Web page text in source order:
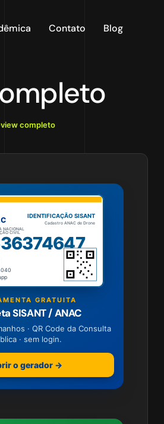
Contato Blog
completo
NACIONAL
CIVIL
IDENTIFICAÇÃO SISANT
Cadastro ANAC de Drone
GRATUITA
SISANT / ANAC
· QR Code da Consulta
· sem login.
o gerador →